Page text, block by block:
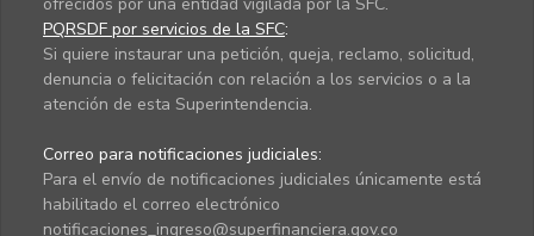
ofrecidos por una entidad vigilada por la SFC.
PQRSDF por servicios de la SFC:
Si quiere instaurar una petición, queja, reclamo, solicitud,
denuncia o felicitación con relación a los servicios o a la
atención de esta Superintendencia.
Correo para notificaciones judiciales:
Para el envío de notificaciones judiciales únicamente está
habilitado el correo electrónico
notificaciones_ingreso@superfinanciera.gov.co